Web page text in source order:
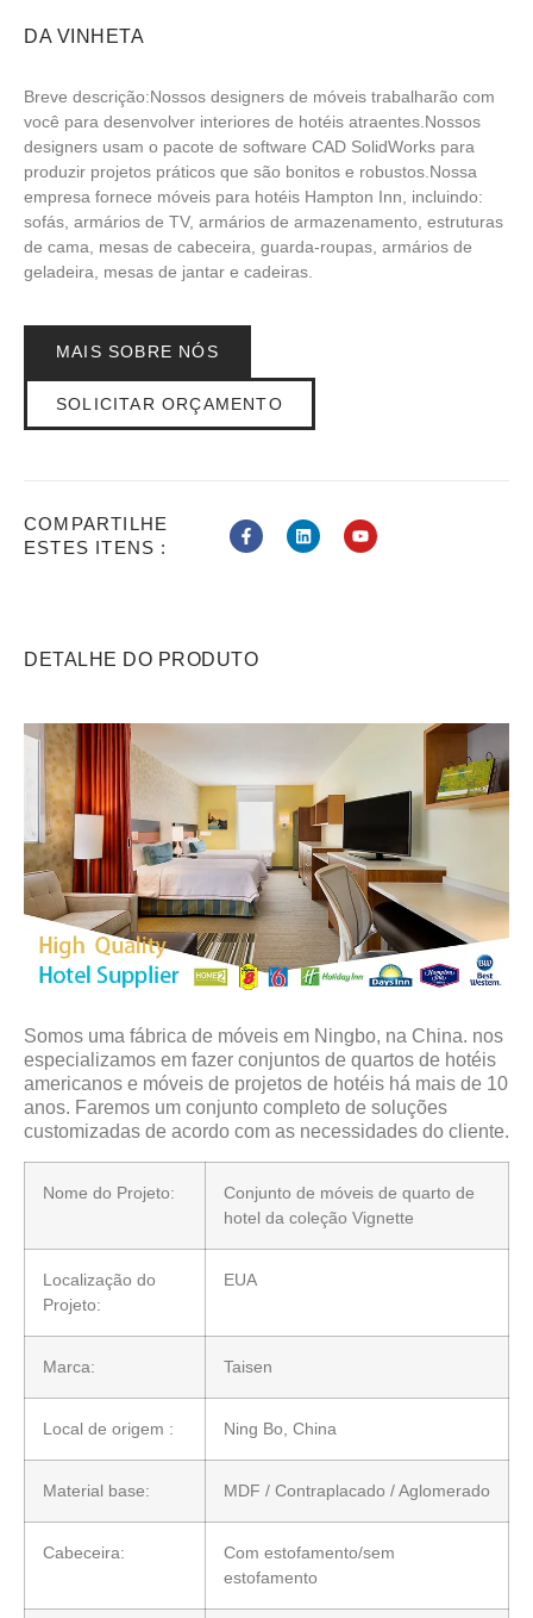
DA VINHETA
Breve descrição:Nossos designers de móveis trabalharão com
você para desenvolver interiores de hotéis atraentes.Nossos
designers usam o pacote de software CAD SolidWorks para
produzir projetos práticos que são bonitos e robustos.Nossa
empresa fornece móveis para hotéis Hampton Inn, incluindo:
sofás, armários de TV, armários de armazenamento, estruturas
de cama, mesas de cabeceira, guarda-roupas, armários de
geladeira, mesas de jantar e cadeiras.
MAIS SOBRE NÓS
SOLICITAR ORÇAMENTO
COMPARTILHE
ESTES ITENS :
DETALHE DO PRODUTO
Somos uma fábrica de móveis em Ningbo, na China. nos
especializamos em fazer conjuntos de quartos de hotéis
americanos e móveis de projetos de hotéis há mais de 10
anos. Faremos um conjunto completo de soluções
customizadas de acordo com as necessidades do cliente.
Nome do Projeto:
Conjunto de móveis de quarto de
hotel da coleção Vignette
Localização do
Projeto:
EUA
Marca: Taisen
Local de origem : Ning Bo, China
Material base: MDF / Contraplacado / Aglomerado
Cabeceira:
Com estofamento/sem
estofamento